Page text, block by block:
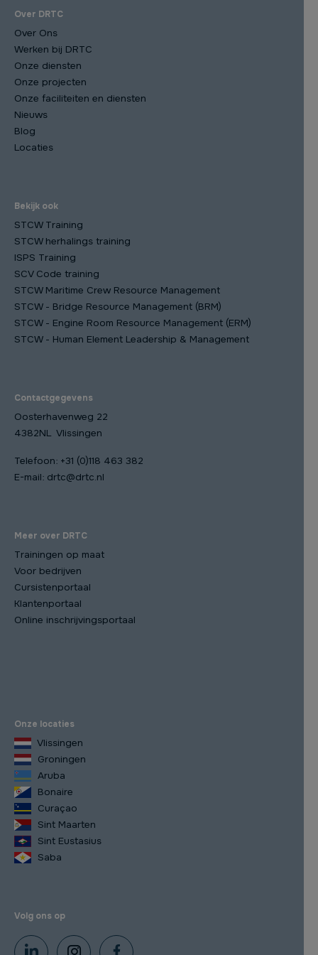
Over DRTC
Over Ons
Werken bij DRTC
Onze diensten
Onze projecten
Onze faciliteiten en diensten
Nieuws
Blog
Locaties
Bekijk ook
STCW Training
STCW herhalings training
ISPS Training
SCV Code training
STCW Maritime Crew Resource Management
STCW - Bridge Resource Management (BRM)
STCW - Engine Room Resource Management (ERM)
STCW - Human Element Leadership & Management
Contactgegevens
Oosterhavenweg 22
4382NL Vlissingen
Telefoon: +31 (0)118 463 382
E-mail: drtc@drtc.nl
Meer over DRTC
Trainingen op maat
Voor bedrijven
Cursistenportaal
Klantenportaal
Online inschrijvingsportaal
Onze locaties
Vlissingen
Groningen
Aruba
Bonaire
Curaçao
Sint Maarten
Sint Eustasius
Saba
Volg ons op